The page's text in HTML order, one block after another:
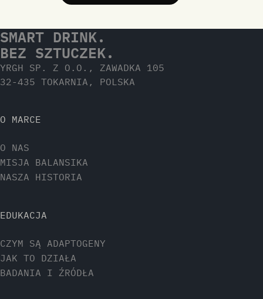
SMART DRINK.
BEZ SZTUCZEK.
YRGH SP. Z O.O., ZAWADKA 105
32-435 TOKARNIA, POLSKA
O MARCE
O NAS
MISJA BALANSIKA
NASZA HISTORIA
EDUKACJA
CZYM SĄ ADAPTOGENY
JAK TO DZIAŁA
BADANIA I ŹRÓDŁA